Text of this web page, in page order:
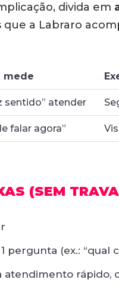
divida em
que a Labraro
mede
sentido” atender
falar agora”
(SEM
pergunta (ex.: “qual
atendimento rápido,